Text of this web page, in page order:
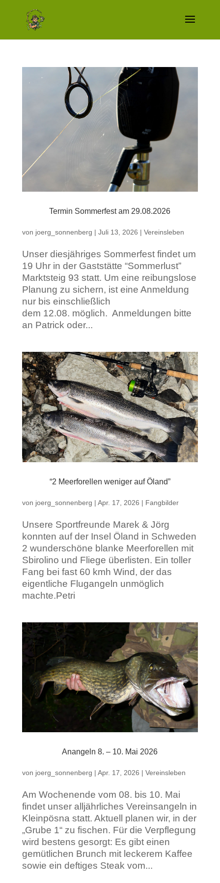
Termin Sommerfest am 29.08.2026
von joerg_sonnenberg | Juli 13, 2026 | Vereinsleben
Unser diesjähriges Sommerfest findet um
19 Uhr in der Gaststätte “Sommerlust”
Marktsteig 93 statt. Um eine reibungslose
Planung zu sichern, ist eine Anmeldung
nur bis einschließlich
dem 12.08. möglich. Anmeldungen bitte
an Patrick oder...
“2 Meerforellen weniger auf Öland”
von joerg_sonnenberg | Apr. 17, 2026 | Fangbilder
Unsere Sportfreunde Marek & Jörg
konnten auf der Insel Öland in Schweden
2 wunderschöne blanke Meerforellen mit
Sbirolino und Fliege überlisten. Ein toller
Fang bei fast 60 kmh Wind, der das
eigentliche Flugangeln unmöglich
machte.Petri
Anangeln 8. – 10. Mai 2026
von joerg_sonnenberg | Apr. 17, 2026 | Vereinsleben
Am Wochenende vom 08. bis 10. Mai
findet unser alljährliches Vereinsangeln in
Kleinpösna statt. Aktuell planen wir, in der
„Grube 1“ zu fischen. Für die Verpflegung
wird bestens gesorgt: Es gibt einen
gemütlichen Brunch mit leckerem Kaffee
sowie ein deftiges Steak vom...